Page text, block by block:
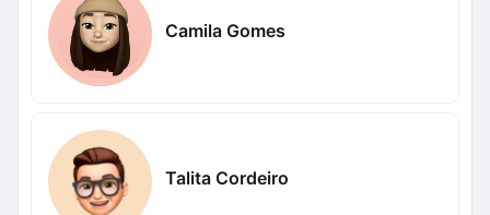
Camila Gomes
Talita Cordeiro